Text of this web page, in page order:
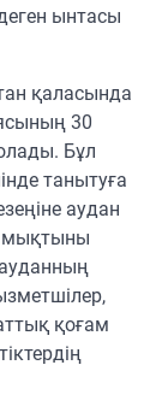
ынтасы
қаласында
30
Бұл
танытуға
аудан
мықтыны
қоғам